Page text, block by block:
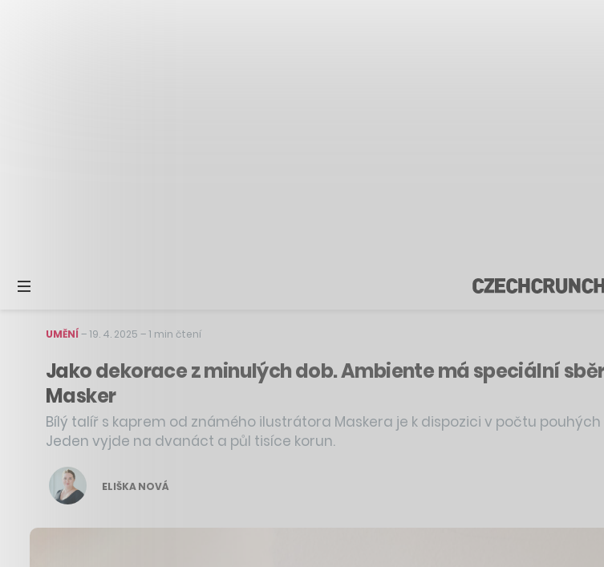
UMĚNÍ–19. 4. 2025 –1 min čtení
Jako dekorace z minulých dob. Ambiente má speciální
Masker
Bílý talíř s kaprem od známého ilustrátora Maskera je k dispozici v počtu
Jeden vyjde na dvanáct a půl tisíce korun.
ELIŠKA NOVÁ